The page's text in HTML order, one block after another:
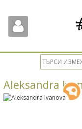
Aleksandra